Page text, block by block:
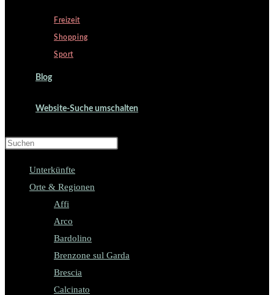
Freizeit
Shopping
Sport
Blog
Website-Suche umschalten
Unterkünfte
Orte & Regionen
Affi
Arco
Bardolino
Brenzone sul Garda
Brescia
Calcinato